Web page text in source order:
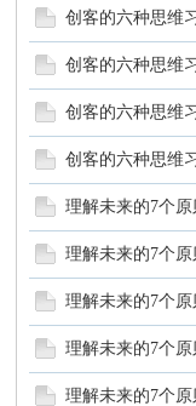
论
创客的六种思维
创客的六种思维
创客的六种思维
创客的六种思维
理解未来的7个原
理解未来的7个原
理解未来的7个原
理解未来的7个原
理解未来的7个原